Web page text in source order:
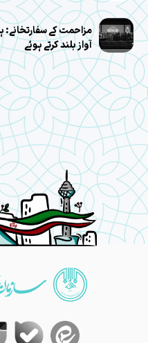
مزاحمت کے سفارتخانے:
آواز بلند کرتے ہوئے